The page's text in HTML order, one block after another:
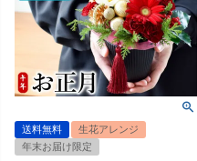
送料無料
生花アレンジ
年末お届け限定